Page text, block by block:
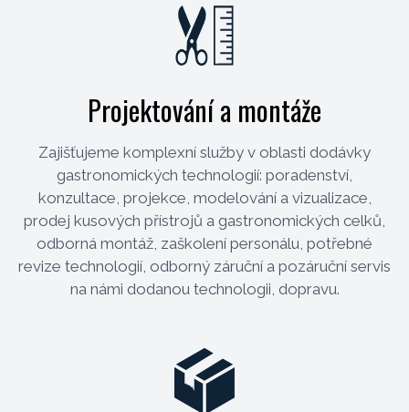
Projektování a montáže
Zajišťujeme komplexní služby v oblasti dodávky
gastronomických technologií: poradenství,
konzultace, projekce, modelování a vizualizace,
prodej kusových přístrojů a gastronomických celků,
odborná montáž, zaškolení personálu, potřebné
revize technologií, odborný záruční a pozáruční servis
na námi dodanou technologii, dopravu.